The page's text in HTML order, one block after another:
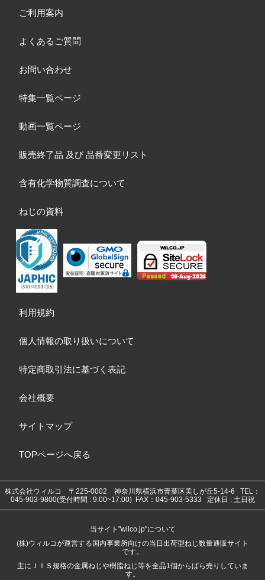
ご利用案内
よくあるご質問
お問い合わせ
特集一覧ページ
動画一覧ページ
販売終了品 及び品番変更リスト
含有化学物質調査について
ねじの資料
利用規約
個人情報の取り扱いについて
特定商取引法に基づく表記
会社概要
サイトマップ
TOPページへ戻る
株式会社ウィルコ 〒225-0002 神奈川県横浜市青葉区美しが丘5-14-6
TEL：
045-903-9800(受付時間 : 9:00~17:00) FAX：045-903-5333 定休日 : 土日祝
当サイト"wilco.jp"について
(株)ウィルコが運営する国内事業所向けの当日出荷型ねじ数量通販サイト
です。
主にＪＩＳ規格の金属ねじや樹脂ねじ等を全品1個からばら売りしていま
す。